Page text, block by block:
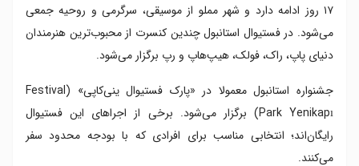
۱۷ روز ادامه دارد و شهر مملو از موسیقی، سرگرمی و روحیه جمعی
می‌شود. در فستیوال استانبول چندین کنسرت از محبوب‌ترین هنرمندان
دنیای پاپ، راک، فولک، هیپ‌هاپ و رپ برگزار می‌شود.
جشنواره استانبول معمولا در «پارک فستیوال ینی‌کاپی» (Festival
Park Yenikapı) برگزار می‌شود. برخی از اجراهای این فستیوال
رایگان‌اند؛ انتخابی مناسب برای افرادی که با بودجه محدود سفر
می‌کنند.